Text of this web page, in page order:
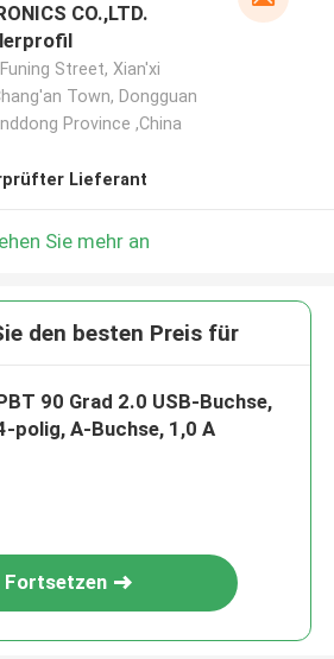
CO.,LTD.
Street, Xian'xi
Town, Dongguan
Province ,China
Lieferant
Sie mehr an
den besten Preis für
90 Grad 2.0 USB-Buchse,
polig, A-Buchse, 1,0 A
Fortsetzen